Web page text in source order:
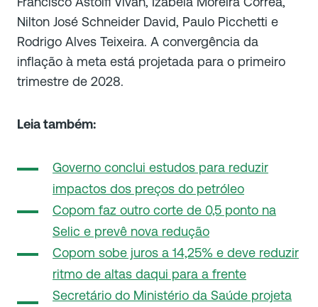
Nilton José Schneider David, Paulo Picchetti e
Rodrigo Alves Teixeira. A convergência da
inflação à meta está projetada para o primeiro
trimestre de 2028.
Leia também:
Governo conclui estudos para reduzir
impactos dos preços do petróleo
Copom faz outro corte de 0,5 ponto na
Selic e prevê nova redução
Copom sobe juros a 14,25% e deve reduzir
ritmo de altas daqui para a frente
Secretário do Ministério da Saúde projeta